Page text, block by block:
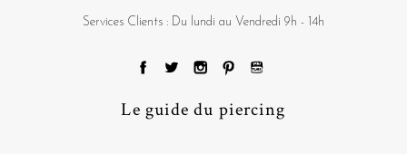
Services Clients : Du lundi au Vendredi 9h - 14h
Le guide du piercing